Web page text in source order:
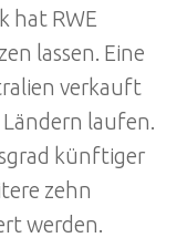
hat RWE
lassen. Eine
verkauft
laufen.
künftiger
zehn
werden.